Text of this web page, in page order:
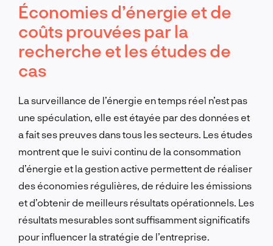
Économies d’énergie et de
coûts prouvées par la
recherche et les études de
cas
La surveillance de l’énergie en temps réel n’est pas
une spéculation, elle est étayée par des données et
a fait ses preuves dans tous les secteurs. Les études
montrent que le suivi continu de la consommation
d’énergie et la gestion active permettent de réaliser
des économies régulières, de réduire les émissions
et d’obtenir de meilleurs résultats opérationnels. Les
résultats mesurables sont suffisamment significatifs
pour influencer la stratégie de l’entreprise.